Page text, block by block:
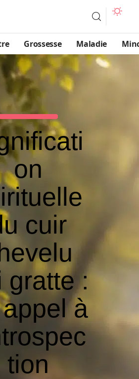
Grossesse Maladie
on
cuir
gratte :
à
tion